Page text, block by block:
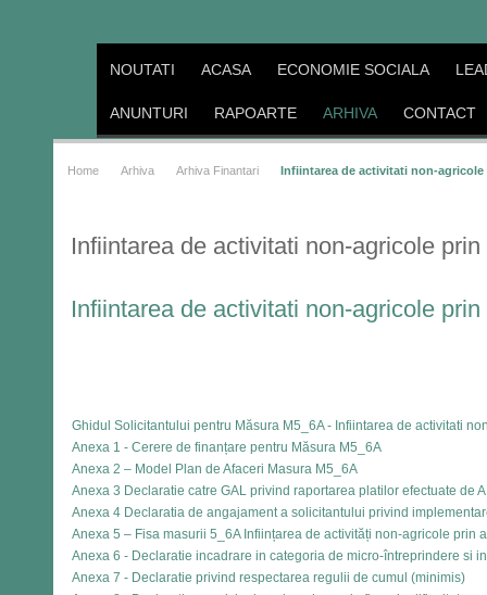
NOUTATI ACASA ECONOMIE SOCIALA
ANUNTURI RAPOARTE ARHIVA CONTACT
Home Arhiva Arhiva Finantari Infiintarea de activitati non-
Infiintarea de activitati non-agricole
Infiintarea de activitati non-agricole
Ghidul Solicitantului pentru Măsura M5_6A - Infiintarea de activitati
Anexa 1 - Cerere de finanțare pentru Măsura M5_6A
Anexa 2 – Model Plan de Afaceri Masura M5_6A
Anexa 3 Declaratie catre GAL privind raportarea platilor efectuate de
Anexa 4 Declaratia de angajament a solicitantului privind
Anexa 5 – Fisa masurii 5_6A Inființarea de activități non-agricole prin
Anexa 6 - Declaratie incadrare in categoria de micro-întreprindere si
Anexa 7 - Declaratie privind respectarea regulii de cumul (minimis)